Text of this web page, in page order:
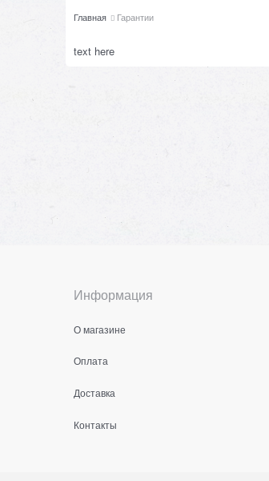
Главная Гарантии
text here
Информация
О магазине
Оплата
Доставка
Контакты